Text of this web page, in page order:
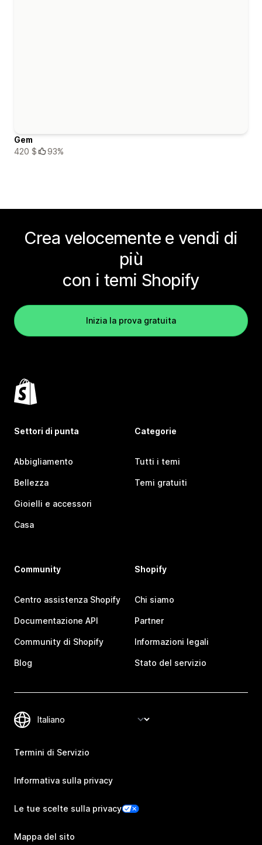
Gem
420 $
93%
Crea velocemente e vendi di
più
con i temi Shopify
Inizia la prova gratuita
Settori di punta
Abbigliamento
Bellezza
Gioielli e accessori
Casa
Categorie
Tutti i temi
Temi gratuiti
Community
Centro assistenza Shopify
Documentazione API
Community di Shopify
Blog
Shopify
Chi siamo
Partner
Informazioni legali
Stato del servizio
Termini di Servizio
Informativa sulla privacy
Le tue scelte sulla privacy
Mappa del sito